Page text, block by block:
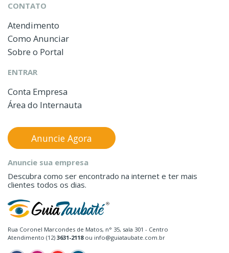
CONTATO
Atendimento
Como Anunciar
Sobre o Portal
ENTRAR
Conta Empresa
Área do Internauta
Rua Coronel Marcondes de Matos, n° 35, sala 301 - Centro
Atendimento (12) 3631-2118ou info@guiataubate.com.br
Anuncie sua empresa
Descubra como ser encontrado na internet e ter mais
clientes todos os dias.
Anuncie Agora